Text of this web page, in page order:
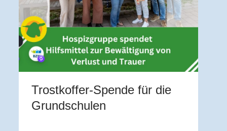
Trostkoffer-Spende für die
Grundschulen